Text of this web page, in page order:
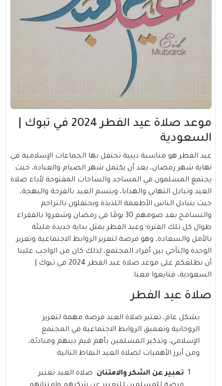
موعد صلاة عيد الفطر 2024 في تبوك |
السعودية
عيد الفطر هو مناسبة دينية تحتفل بها الجماعات الإسلامية في
نهاية شهر رمضان، بعد أن يكتمل شهر الصيام والعبادة، حيث
يجتمع المسلمون في المساجد والساحات المفتوحة لأداء صلاة
العيد وتبادل التهاني والهدايا، ويتسم العيد بالفرحة والبهجة،
حيث يتبادل الناس الأطعمة اللذيذة ويحتفلون بالتراحم
والتسامح بعد صومهم 30 يومًا في رمضان وشعروا بالفقراء
طوال كل تلك الفترة؛ وعيد الفطر يمثل بداية جديدة مليئة
بالأمل والسعادة، وهو فرصة لتعزيز الروابط الاجتماعية وتعزيز
الوحدة والتآخي بين أفراد المجتمع، لذلك كان من الواجب علينا
أن نطلعكم على موعد صلاة عيد الفطر 2024 في تبوك |
السعودية، فتابعوا معنا.
صلاة عيد الفطر
بشكل عام، تعتبر صلاة العيد فرصة مهمة لتعزيز
الروحانية وتعميق الروابط الاجتماعية في المجتمع
الإسلامي، وتذكير المسلمين بأهم قيم دينهم ومبادئه،
ومن أبرز الأهميات لصلاة العيد النقاط التالية:
تعبير عن الشكر والامتنان: صلاة العيد تعتبر